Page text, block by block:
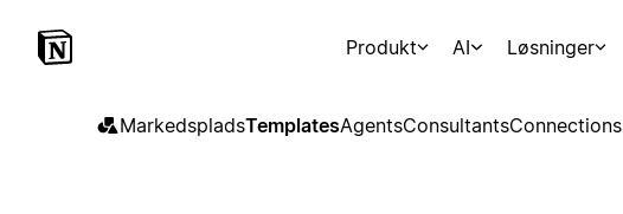
Produkt AI Løsninger
MarkedspladsTemplatesAgentsConsultantsConnections